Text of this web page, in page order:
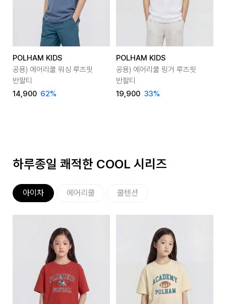
POLHAM KIDS
공용) 에어리쿨 워싱 루즈핏
반팔티
14,900 62%
POLHAM KIDS
공용) 에어리쿨 링거 루즈핏
반팔티
19,900 33%
하루종일 쾌적한 COOL 시리즈
아이차 에어리쿨 쿨텐션